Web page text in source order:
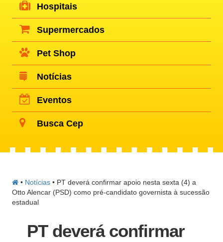
Hospitais
Supermercados
Pet Shop
Notícias
Eventos
Busca Cep
• Notícias •PT deverá confirmar apoio nesta sexta (4) a
Otto Alencar (PSD) como pré-candidato governista à sucessão
estadual
PT deverá confirmar